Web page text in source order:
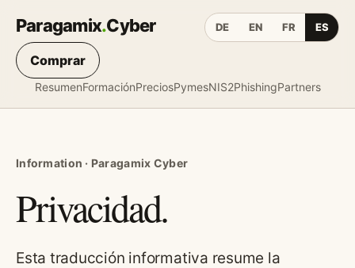
Paragamix.Cyber
ResumenFormaciónPreciosPymesNIS2PhishingPartners
DE EN FR ES
Comprar
Information · Paragamix Cyber
Privacidad.
Esta traducción informativa resume la